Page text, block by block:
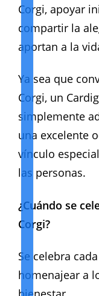
Corgi, apoyar
compartir la
aportan a la
Ya sea que
Corgi, un
simplemente
una excelente
vínculo
las personas.
¿Cuándo se
Corgi?
Se celebra
homenajear a